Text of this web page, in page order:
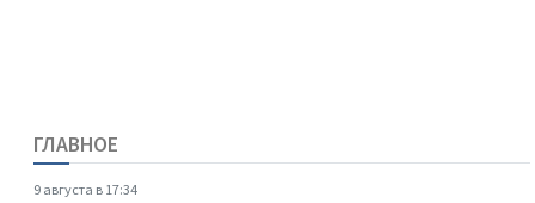
ГЛАВНОЕ
9 августа в 17:34